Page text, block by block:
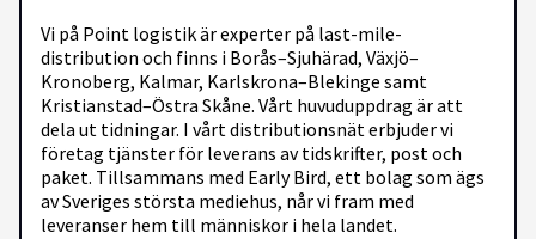
Vi på Point logistik är experter på last-mile-
distribution och finns i Borås–Sjuhärad, Växjö–
Kronoberg, Kalmar, Karlskrona–Blekinge samt
Kristianstad–Östra Skåne. Vårt huvuduppdrag är att
dela ut tidningar. I vårt distributionsnät erbjuder vi
företag tjänster för leverans av tidskrifter, post och
paket. Tillsammans med Early Bird, ett bolag som ägs
av Sveriges största mediehus, når vi fram med
leveranser hem till människor i hela landet.